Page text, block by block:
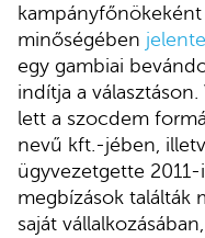
minőségében
egy gambiai
indítja a
lett a szocdem
nevű kft.-jében,
ügyvezetgette
megbízások találták
saját